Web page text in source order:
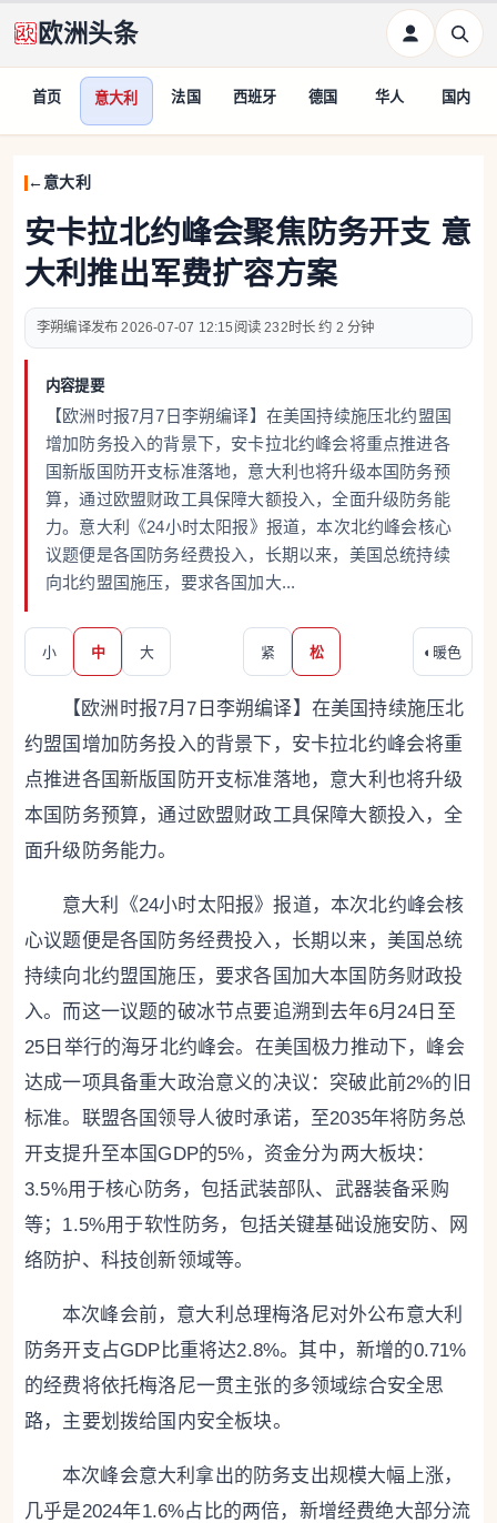
欧洲头条
首页 意大利 法国 西班牙 德国 华人 国内
意大利
安卡拉北约峰会聚焦防务开支 意
大利推出军费扩容方案
李朔编译 2026-07-07 12:15 232 约 2 分钟
内容提要
【欧洲时报7月7日李朔编译】在美国持续施压北约盟国
增加防务投入的背景下，安卡拉北约峰会将重点推进各
国新版国防开支标准落地，意大利也将升级本国防务预
算，通过欧盟财政工具保障大额投入，全面升级防务能
力。意大利《24小时太阳报》报道，本次北约峰会核心
议题便是各国防务经费投入，长期以来，美国总统持续
向北约盟国施压，要求各国加大...
小 中 大 紧 松 ◐ 暖色
【欧洲时报7月7日李朔编译】在美国持续施压北
约盟国增加防务投入的背景下，安卡拉北约峰会将重
点推进各国新版国防开支标准落地，意大利也将升级
本国防务预算，通过欧盟财政工具保障大额投入，全
面升级防务能力。
意大利《24小时太阳报》报道，本次北约峰会核
心议题便是各国防务经费投入，长期以来，美国总统
持续向北约盟国施压，要求各国加大本国防务财政投
入。而这一议题的破冰节点要追溯到去年6月24日至
25日举行的海牙北约峰会。在美国极力推动下，峰会
达成一项具备重大政治意义的决议：突破此前2%的旧
标准。联盟各国领导人彼时承诺，至2035年将防务总
开支提升至本国GDP的5%，资金分为两大板块：
3.5%用于核心防务，包括武装部队、武器装备采购
等；1.5%用于软性防务，包括关键基础设施安防、网
络防护、科技创新领域等。
本次峰会前，意大利总理梅洛尼对外公布意大利
防务开支占GDP比重将达2.8%。其中，新增的0.71%
的经费将依托梅洛尼一贯主张的多领域综合安全思
路，主要划拨给国内安全板块。
本次峰会意大利拿出的防务支出规模大幅上涨，
几乎是2024年1.6%占比的两倍，新增经费绝大部分流